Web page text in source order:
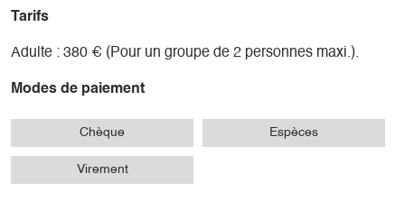
Tarifs
Adulte : 380 € (Pour un groupe de 2 personnes maxi.).
Modes de paiement
Chèque Espèces
Virement